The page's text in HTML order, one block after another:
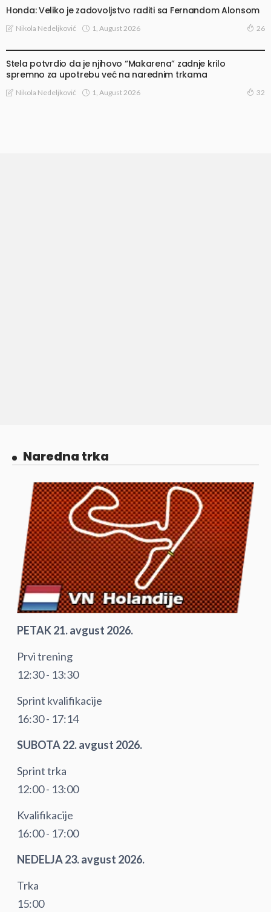
Honda: Veliko je zadovoljstvo raditi sa Fernandom Alonsom
Nikola Nedeljković 1, August 2026 26
Stela potvrdio da je njihovo “Makarena” zadnje krilo
spremno za upotrebu već na narednim trkama
Nikola Nedeljković 1, August 2026 32
Naredna trka
PETAK 21. avgust 2026.
Prvi trening
12:30 - 13:30
Sprint kvalifikacije
16:30 - 17:14
SUBOTA 22. avgust 2026.
Sprint trka
12:00 - 13:00
Kvalifikacije
16:00 - 17:00
NEDELJA 23. avgust 2026.
Trka
15:00